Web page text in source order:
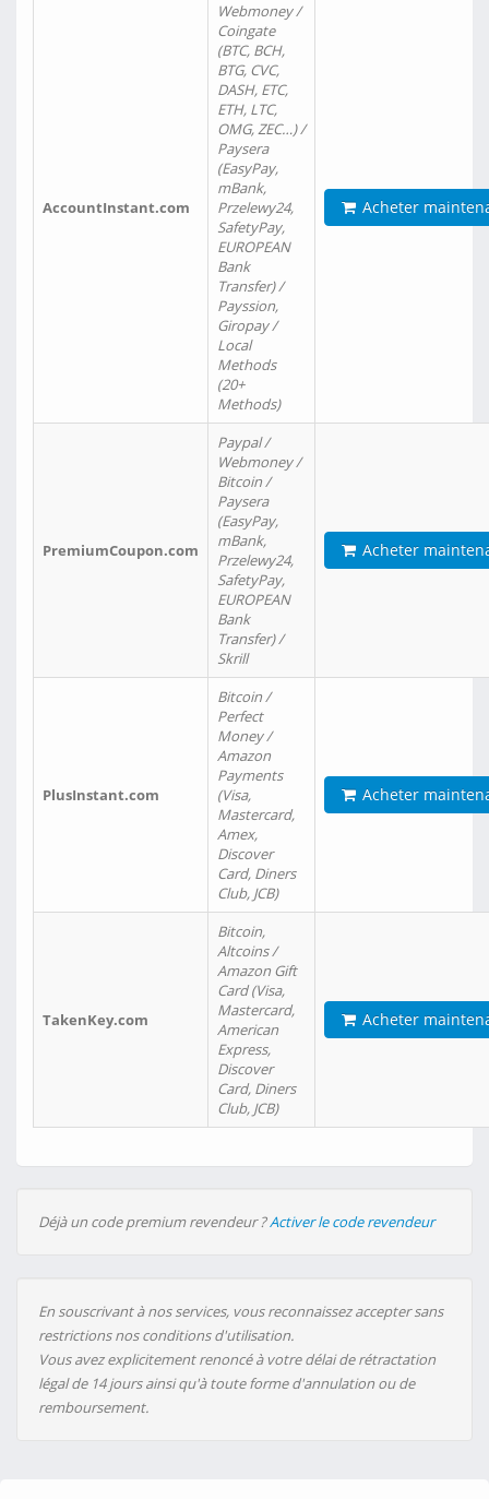
AccountInstant.com
Webmoney /
Coingate
(BTC, BCH,
BTG, CVC,
DASH, ETC,
ETH, LTC,
OMG, ZEC…) /
Paysera
(EasyPay,
mBank,
Przelewy24,
SafetyPay,
EUROPEAN
Bank
Transfer) /
Payssion,
Giropay /
Local
Methods
(20+
Methods)
Acheter
PremiumCoupon.com
Paypal /
Webmoney /
Bitcoin /
Paysera
(EasyPay,
mBank,
Przelewy24,
SafetyPay,
EUROPEAN
Bank
Transfer) /
Skrill
Acheter
PlusInstant.com
Bitcoin /
Perfect
Money /
Amazon
Payments
(Visa,
Mastercard,
Amex,
Discover
Card, Diners
Club, JCB)
Acheter
TakenKey.com
Bitcoin,
Altcoins /
Amazon Gift
Card (Visa,
Mastercard,
American
Express,
Discover
Card, Diners
Club, JCB)
Acheter
Déjà un code premium revendeur ?Activer le code revendeur
En souscrivant à nos services, vous reconnaissez accepter sans
restrictions nos conditions d'utilisation.
Vous avez explicitement renoncé à votre délai de rétractation
légal de 14 jours ainsi qu'à toute forme d'annulation ou de
remboursement.